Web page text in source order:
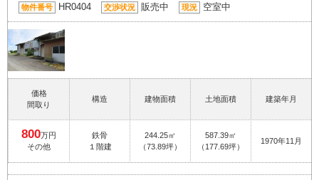
物件番号 HR0404 交渉状況 販売中 現況 空室中
価格
間取り
構造 建物面積 土地面積 建築年月
800万円
その他
鉄骨
１階建
244.25㎡
（73.89坪）
587.39㎡
（177.69坪）
1970年11月